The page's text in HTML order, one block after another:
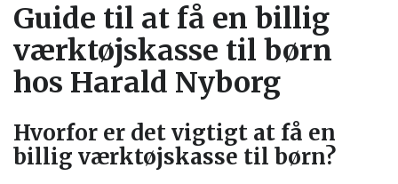
Guide til at få en billig
værktøjskasse til børn
hos Harald Nyborg
Hvorfor er det vigtigt at få en
billig værktøjskasse til børn?